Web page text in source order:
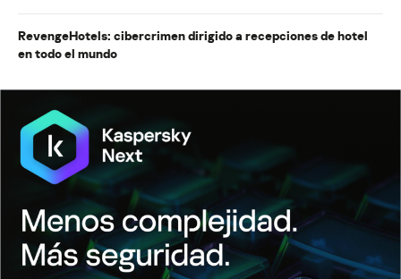
RevengeHotels: cibercrimen dirigido a recepciones de hotel
en todo el mundo